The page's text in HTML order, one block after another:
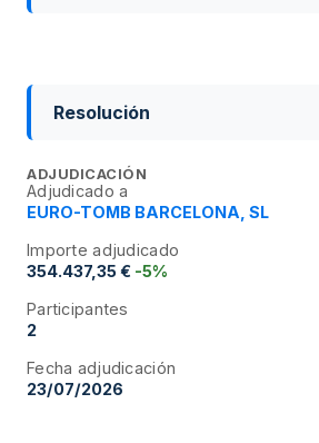
Resolución
ADJUDICACIÓN
Adjudicado a
EURO-TOMB BARCELONA, SL
Importe adjudicado
354.437,35 € -5%
Participantes
2
Fecha adjudicación
23/07/2026